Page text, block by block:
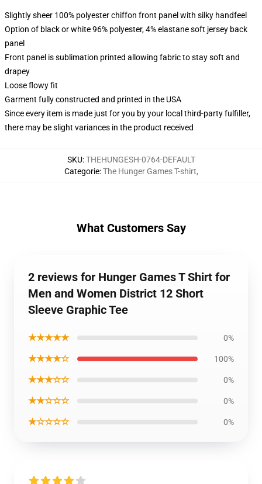
Slightly sheer 100% polyester chiffon front panel with silky handfeel
Option of black or white 96% polyester, 4% elastane soft jersey back
panel
Front panel is sublimation printed allowing fabric to stay soft and
drapey
Loose flowy fit
Garment fully constructed and printed in the USA
Since every item is made just for you by your local third-party fulfiller,
there may be slight variances in the product received
SKU:THEHUNGESH-0764-DEFAULT
Categorie:The Hunger Games T-shirt,
What Customers Say
2 reviews for Hunger Games T Shirt for
Men and Women District 12 Short
Sleeve Graphic Tee
★★★★★ 0%
★★★★☆ 100%
★★★☆☆ 0%
★★☆☆☆ 0%
★☆☆☆☆ 0%